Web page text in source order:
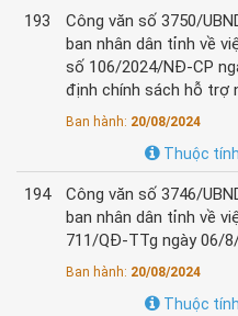
193
Công văn số 3750/
ban nhân dân tỉnh về
số 106/2024/NĐ-CP
định chính sách hỗ trợ
Ban hành: 20/08/2024
Thuộc tính
194
Công văn số 3746/
ban nhân dân tỉnh về
711/QĐ-TTg ngày 06/
Ban hành: 20/08/2024
Thuộc tính